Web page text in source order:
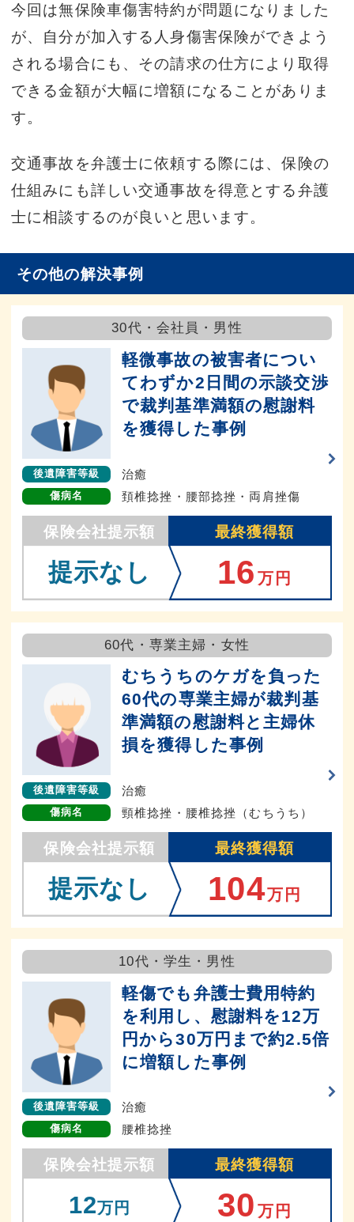
今回は無保険車傷害特約が問題になりました
が、自分が加入する人身傷害保険ができよう
される場合にも、その請求の仕方により取得
できる金額が大幅に増額になることがありま
す。
交通事故を弁護士に依頼する際には、保険の
仕組みにも詳しい交通事故を得意とする弁護
士に相談するのが良いと思います。
その他の解決事例
30代・会社員・男性
軽微事故の被害者につい
てわずか2日間の示談交渉
で裁判基準満額の慰謝料
を獲得した事例
後遺障害等級 治癒
傷病名 頚椎捻挫・腰部捻挫・両肩挫傷
保険会社提示額 最終獲得額
提示なし 16 万円
60代・専業主婦・女性
むちうちのケガを負った
60代の専業主婦が裁判基
準満額の慰謝料と主婦休
損を獲得した事例
後遺障害等級 治癒
傷病名 頸椎捻挫・腰椎捻挫（むちうち）
保険会社提示額 最終獲得額
提示なし 104万円
10代・学生・男性
軽傷でも弁護士費用特約
を利用し、慰謝料を12万
円から30万円まで約2.5倍
に増額した事例
後遺障害等級 治癒
傷病名 腰椎捻挫
保険会社提示額 最終獲得額
12万円 30 万円